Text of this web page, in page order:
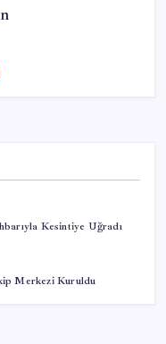
Kesintiye Uğradı
Merkezi Kuruldu